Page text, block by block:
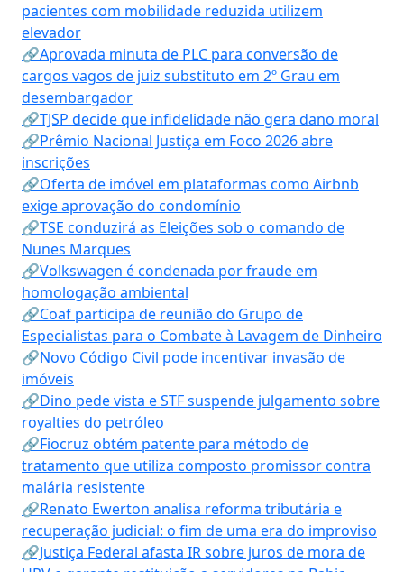
pacientes com mobilidade reduzida utilizem
elevador
🔗Aprovada minuta de PLC para conversão de
cargos vagos de juiz substituto em 2º Grau em
desembargador
🔗TJSP decide que infidelidade não gera dano moral
🔗Prêmio Nacional Justiça em Foco 2026 abre
inscrições
🔗Oferta de imóvel em plataformas como Airbnb
exige aprovação do condomínio
🔗TSE conduzirá as Eleições sob o comando de
Nunes Marques
🔗Volkswagen é condenada por fraude em
homologação ambiental
🔗Coaf participa de reunião do Grupo de
Especialistas para o Combate à Lavagem de Dinheiro
🔗Novo Código Civil pode incentivar invasão de
imóveis
🔗Dino pede vista e STF suspende julgamento sobre
royalties do petróleo
🔗Fiocruz obtém patente para método de
tratamento que utiliza composto promissor contra
malária resistente
🔗Renato Ewerton analisa reforma tributária e
recuperação judicial: o fim de uma era do improviso
🔗Justiça Federal afasta IR sobre juros de mora de